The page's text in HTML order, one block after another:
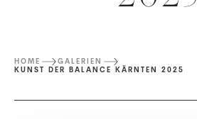
HOME
GALERIEN
KUNST DER BALANCE KÄRNTEN 2025